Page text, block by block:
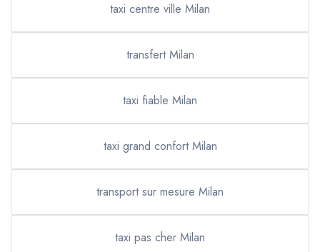
taxi centre ville Milan
transfert Milan
taxi fiable Milan
taxi grand confort Milan
transport sur mesure Milan
taxi pas cher Milan